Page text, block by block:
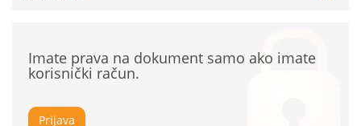
Imate prava na dokument samo ako imate
korisnički račun.
Prijava